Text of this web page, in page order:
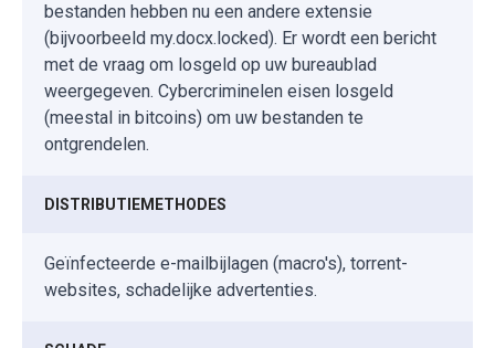
bestanden hebben nu een andere extensie
(bijvoorbeeld my.docx.locked). Er wordt een bericht
met de vraag om losgeld op uw bureaublad
weergegeven. Cybercriminelen eisen losgeld
(meestal in bitcoins) om uw bestanden te
ontgrendelen.
DISTRIBUTIEMETHODES
Geïnfecteerde e-mailbijlagen (macro's), torrent-
websites, schadelijke advertenties.